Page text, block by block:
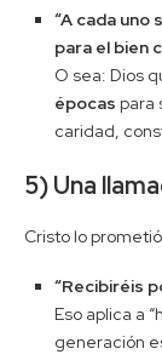
“A cada
para el bien
O sea: Dios
épocas para
caridad,
5) Una
Cristo lo
“Recibiréis
Eso aplica a
generación